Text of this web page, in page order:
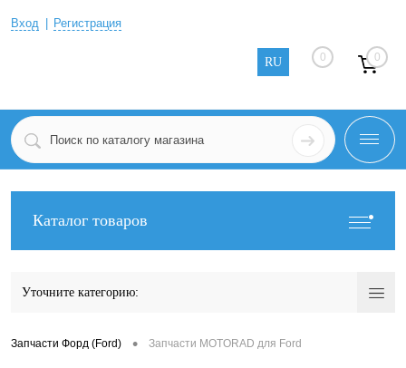
Вход Регистрация
RU 0 0
Каталог товаров
Уточните категорию:
Запчасти Форд (Ford) • Запчасти MOTORAD для Ford